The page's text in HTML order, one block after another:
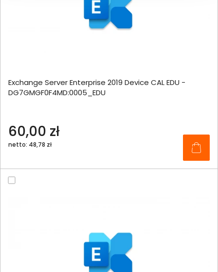
Exchange Server Enterprise 2019 Device CAL EDU -
DG7GMGF0F4MD:0005_EDU
60,00 zł
netto: 48,78 zł